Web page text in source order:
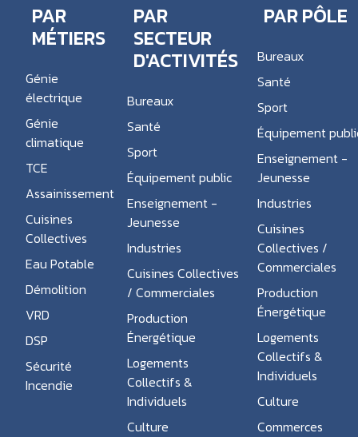
PAR
MÉTIERS
Génie
électrique
Génie
climatique
TCE
Assainissement
Cuisines
Collectives
Eau Potable
Démolition
VRD
DSP
Sécurité
Incendie
PAR
SECTEUR
D'ACTIVITÉS
Bureaux
Santé
Sport
Équipement public
Enseignement -
Jeunesse
Industries
Cuisines Collectives
/ Commerciales
Production
Énergétique
Logements
Collectifs &
Individuels
Culture
PAR PÔLE
Bureaux
Santé
Sport
Équipement
Enseignement -
Jeunesse
Industries
Cuisines
Collectives /
Commerciales
Production
Énergétique
Logements
Collectifs &
Individuels
Culture
Commerces